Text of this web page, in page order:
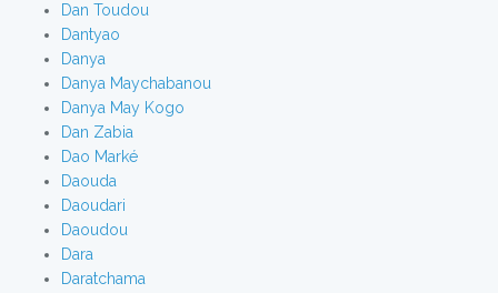
Dan Toudou
Dantyao
Danya
Danya Maychabanou
Danya May Kogo
Dan Zabia
Dao Marké
Daouda
Daoudari
Daoudou
Dara
Daratchama